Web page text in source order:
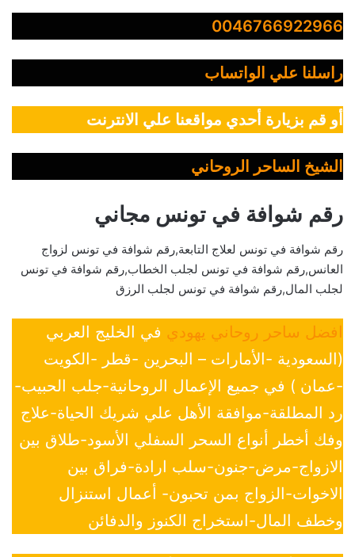
0046766922966
راسلنا علي الواتساب
أو قم بزيارة أحدي مواقعنا علي الانترنت
الشيخ الساحر الروحاني
رقم شوافة في تونس مجاني
رقم شوافة في تونس لعلاج التابعة,رقم شوافة في تونس لزواج
العانس,رقم شوافة في تونس لجلب الخطاب,رقم شوافة في تونس
لجلب المال,رقم شوافة في تونس لجلب الرزق
افضل ساحر روحاني يهودي في الخليج العربي
(السعودية -الأمارات – البحرين -قطر -الكويت
-عمان ) في جميع الإعمال الروحانية-جلب الحبيب-
رد المطلقة-موافقة الأهل علي شريك الحياة-علاج
وفك أخطر أنواع السحر السفلي الأسود-طلاق بين
الازواج-مرض-جنون-سلب ارادة-فراق بين
الاخوات-الزواج بمن تحبون- أعمال استنزال
وخطف المال-استخراج الكنوز والدفائن